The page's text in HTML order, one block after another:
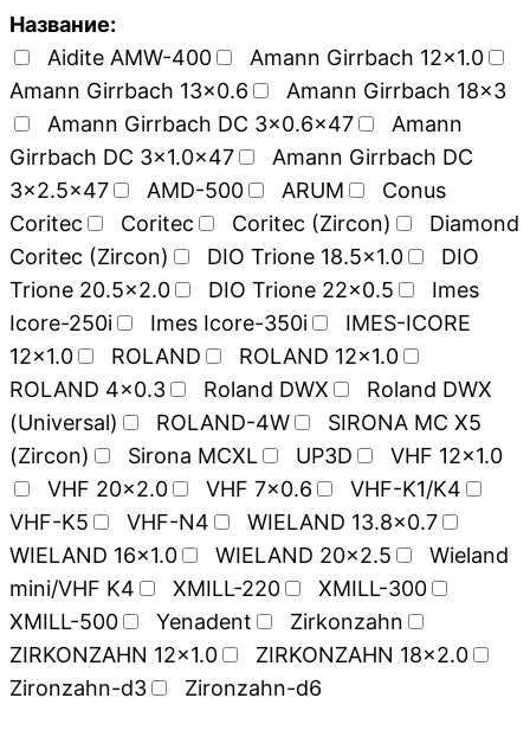
Название:
Aidite AMW-400
Amann Girrbach 12x1.0
Amann Girrbach 13x0.6
Amann Girrbach 18x3
Amann Girrbach DC 3x0.6x47
Amann
Girrbach DC 3x1.0x47
Amann Girrbach DC
3x2.5x47
AMD-500 ARUM
Conus
Coritec
Coritec Coritec (Zircon)
Diamond
Coritec (Zircon)
DIO Trione 18.5x1.0
DIO
Trione 20.5x2.0
DIO Trione 22x0.5
Imes
Icore-250i
Imes Icore-350i
IMES-ICORE
12x1.0
ROLAND
ROLAND 12x1.0
ROLAND 4x0.3
Roland DWX
Roland DWX
(Universal)
ROLAND-4W
SIRONA MC X5
(Zircon)
Sirona MCXL UP3D
VHF 12x1.0
VHF 20x2.0
VHF 7x0.6
VHF-K1/K4
VHF-K5
VHF-N4
WIELAND 13.8x0.7
WIELAND 16x1.0
WIELAND 20x2.5
Wieland
mini/VHF K4
XMILL-220
XMILL-300
XMILL-500
Yenadent
Zirkonzahn
ZIRKONZAHN 12x1.0
ZIRKONZAHN 18x2.0
Zironzahn-d3
Zironzahn-d6